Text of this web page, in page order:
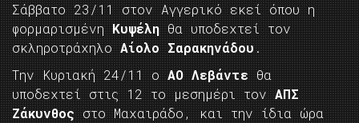
Σάββατο 23/11 στον Αγγερικό εκεί όπου η
φορμαρισμένη Κυψέλη θα υποδεχτεί τον
σκληροτράχηλο Αίολο Σαρακηνάδου .
Την Κυριακή 24/11 ο ΑΟ Λεβάντε θα
υποδεχτεί στις 12 το μεσημέρι τον ΑΠΣ
Ζάκυνθος στο Μαχαιράδο, και την ίδια ώρα